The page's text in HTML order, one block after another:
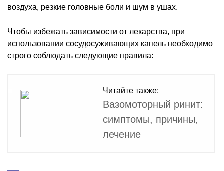
воздуха, резкие головные боли и шум в ушах.
Чтобы избежать зависимости от лекарства, при
использовании сосудосуживающих капель необходимо
строго соблюдать следующие правила:
Читайте также:
Вазомоторный ринит:
симптомы, причины,
лечение